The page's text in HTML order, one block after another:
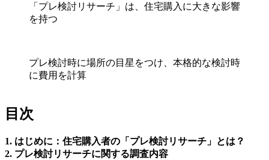
「プレ検討リサーチ」は、住宅購入に大きな影響
を持つ
プレ検討時に場所の目星をつけ、本格的な検討時
に費用を計算
目次
1. はじめに：住宅購入者の「プレ検討リサーチ」とは？
2. プレ検討リサーチに関する調査内容